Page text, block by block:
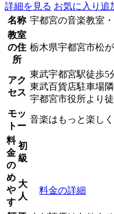
詳細を見る お気に入り追
名称 宇都宮の音楽教室
教室
の住
所
栃木県宇都宮市松
アク
セス
東武宇都宮駅徒歩5
東武百貨店駐車場隣
宇都宮市役所より
モッ
トー
音楽はもっと楽し
料
金
の
め
や
す
初
級
大
人
料金の詳細